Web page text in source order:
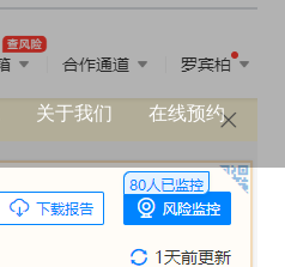
关于我们 在线预约